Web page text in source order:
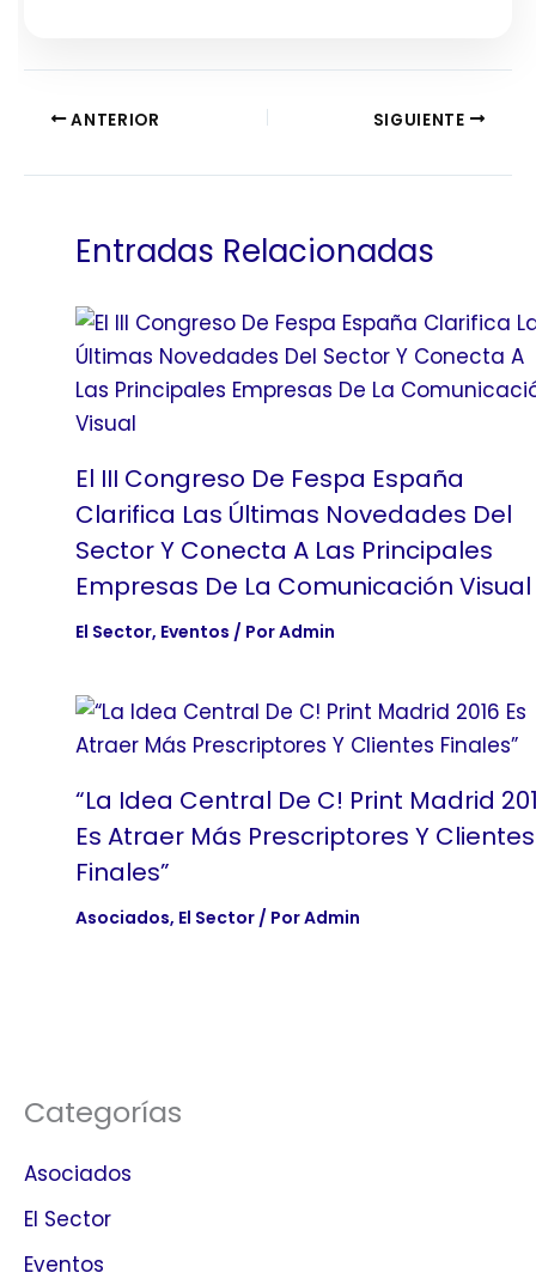
ANTERIOR SIGUIENTE
Entradas Relacionadas
El III Congreso De Fespa España
Clarifica Las Últimas Novedades Del
Sector Y Conecta A Las Principales
Empresas De La Comunicación Visual
El Sector, Eventos / PorAdmin
“La Idea Central De C! Print Madrid
Es Atraer Más Prescriptores Y Clientes
Finales”
Asociados, El Sector/ PorAdmin
Categorías
Asociados
El Sector
Eventos